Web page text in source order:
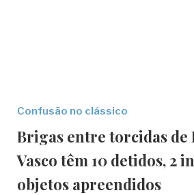
Confusão no clássico
Brigas entre torcidas de
Vasco têm 10 detidos, 2
objetos apreendidos